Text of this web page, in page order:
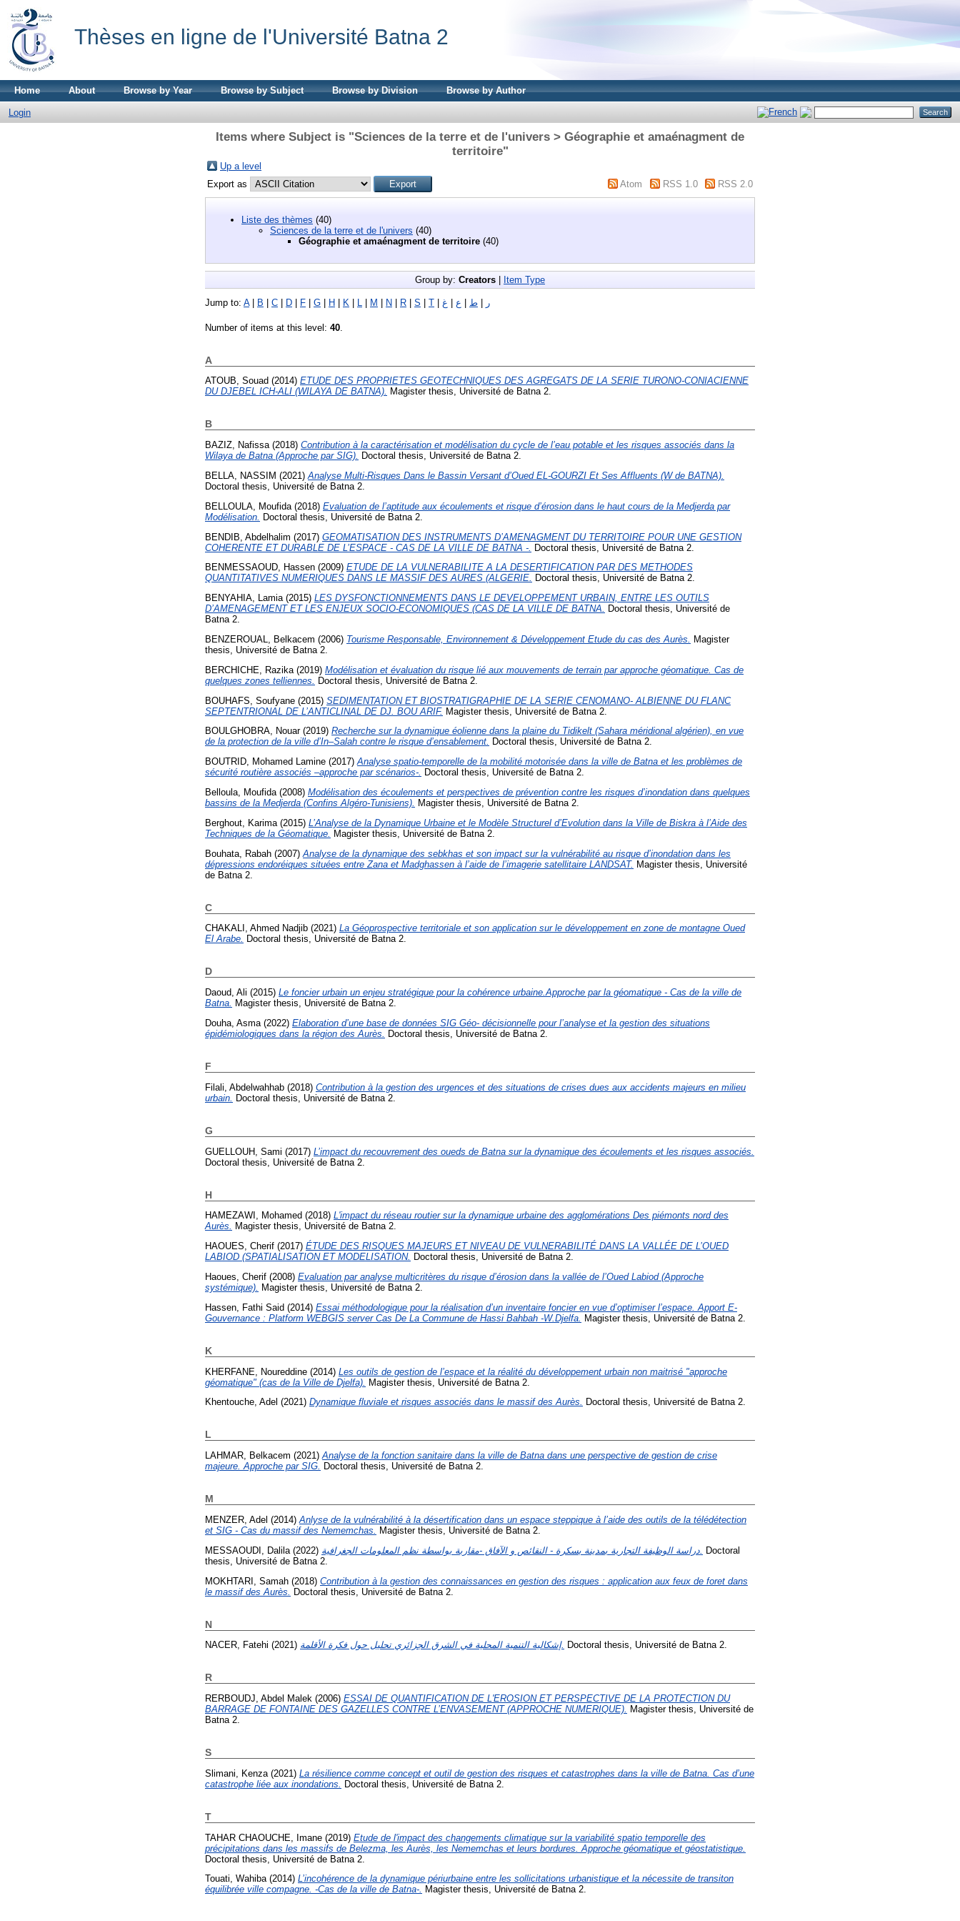
Thèses en ligne de l'Université Batna 2
Home About Browse by Year Browse by Subject Browse by Division Browse by Author
Login
Items where Subject is "Sciences de la terre et de l'univers > Géographie et amaénagment de
territoire"
Up a level
Export as
Atom RSS 1.0 RSS 2.0
Liste des thèmes (40)
Sciences de la terre et de l'univers (40)
Géographie et amaénagment de territoire (40)
Group by: Creators | Item Type
Jump to: A| B | C | D | F | G | H | K | L | M | N | R | S | T | ر | ط | ع | غ
Number of items at this level: 40
A
ATOUB, Souad (2014) ETUDE DES PROPRIETES GEOTECHNIQUES DES AGREGATS DE LA SERIE TURONO-CONIACIENNE
DU DJEBEL ICH-ALI (WILAYA DE BATNA). Magister thesis, Université de Batna 2.
B
BAZIZ, Nafissa(2018) Contribution à la caractérisation et modélisation du cycle de l’eau potable et les risques associés dans la
Wilaya de Batna (Approche par SIG). Doctoral thesis, Université de Batna 2.
BELLA, NASSIM (2021) Analyse Multi-Risques Dans le Bassin Versant d’Oued EL-GOURZI Et Ses Affluents (W de BATNA).
Doctoral thesis, Université de Batna 2.
BELLOULA, Moufida (2018) Evaluation de l’aptitude aux écoulements et risque d’érosion dans le haut cours de la Medjerda par
Modélisation.
Doctoral thesis, Université de Batna 2.
BENDIB, Abdelhalim (2017) GEOMATISATION DES INSTRUMENTS D’AMENAGMENT DU TERRITOIRE POUR UNE GESTION
COHERENTE ET DURABLE DE L’ESPACE - CAS DE LA VILLE DE BATNA -. Doctoral thesis, Université de Batna 2.
BENMESSAOUD, Hassen (2009) ETUDE DE LA VULNERABILITE A LA DESERTIFICATION PAR DES METHODES
QUANTITATIVES NUMERIQUES DANS LE MASSIF DES AURES (ALGERIE. Doctoral thesis, Université de Batna 2.
BENYAHIA, Lamia(2015) LES DYSFONCTIONNEMENTS DANS LE DEVELOPPEMENT URBAIN, ENTRE LES OUTILS
D’AMENAGEMENT ET LES ENJEUX SOCIO-ECONOMIQUES (CAS DE LA VILLE DE BATNA. Doctoral thesis, Université de
Batna 2.
BENZEROUAL, Belkacem (2006) Tourisme Responsable, Environnement & Développement Etude du cas des Aurès.
Magister
thesis, Université de Batna 2.
BERCHICHE, Razika (2019) Modélisation et évaluation du risque lié aux mouvements de terrain par approche géomatique. Cas de
quelques zones telliennes.
Doctoral thesis, Université de Batna 2.
BOUHAFS, Soufyane (2015) SEDIMENTATION ET BIOSTRATIGRAPHIE DE LA SERIE CENOMANO- ALBIENNE DU FLANC
SEPTENTRIONAL DE L’ANTICLINAL DE DJ. BOU ARIF. Magister thesis, Université de Batna 2.
BOULGHOBRA, Nouar(2019) Recherche sur la dynamique éolienne dans la plaine du Tidikelt (Sahara méridional algérien), en vue
de la protection de la ville d’In–Salah contre le risque d’ensablement. Doctoral thesis, Université de Batna 2.
BOUTRID, Mohamed Lamine (2017)Analyse spatio-temporelle de la mobilité motorisée dans la ville de Batna et les problèmes de
sécurité routière associés –approche par scénarios-. Doctoral thesis, Université de Batna 2.
Belloula, Moufida (2008) Modélisation des écoulements et perspectives de prévention contre les risques d’inondation dans quelques
bassins de la Medjerda (Confins Algéro-Tunisiens).
Magister thesis, Université de Batna 2.
Berghout, Karima (2015) L’Analyse de la Dynamique Urbaine et le Modèle Structurel d’Evolution dans la Ville de Biskra à l’Aide des
Techniques de la Géomatique.
Magister thesis, Université de Batna 2.
Bouhata, Rabah (2007) Analyse de la dynamique des sebkhas et son impact sur la vulnérabilité au risque d’inondation dans les
dépressions endoréiques situées entre Zana et Madghassen à l’aide de l’imagerie satellitaire LANDSAT. Magister thesis, Université
de Batna 2.
C
CHAKALI, Ahmed Nadjib (2021) La Géoprospective territoriale et son application sur le développement en zone de montagne Oued
El Arabe. Doctoral thesis, Université de Batna 2.
D
Daoud, Ali (2015) Le foncier urbain un enjeu stratégique pour la cohérence urbaine.Approche par la géomatique - Cas de la ville de
Batna. Magister thesis, Université de Batna 2.
Douha, Asma (2022) Elaboration d’une base de données SIG Géo- décisionnelle pour l’analyse et la gestion des situations
épidémiologiques dans la région des Aurès.
Doctoral thesis, Université de Batna 2.
F
Filali, Abdelwahhab (2018) Contribution à la gestion des urgences et des situations de crises dues aux accidents majeurs en milieu
urbain. Doctoral thesis, Université de Batna 2.
G
GUELLOUH, Sami (2017) L’impact du recouvrement des oueds de Batna sur la dynamique des écoulements et les risques associés.
Doctoral thesis, Université de Batna 2.
H
HAMEZAWI, Mohamed (2018) L'impact du réseau routier sur la dynamique urbaine des agglomérations Des piémonts nord des
Aurès. Magister thesis, Université de Batna 2.
HAOUES, Cherif (2017) ÉTUDE DES RISQUES MAJEURS ET NIVEAU DE VULNERABILITÉ DANS LA VALLÉE DE L’OUED
LABIOD (SPATIALISATION ET MODELISATION. Doctoral thesis, Université de Batna 2.
Haoues, Cherif (2008) Evaluation par analyse multicritères du risque d’érosion dans la vallée de l’Oued Labiod (Approche
systémique).
Magister thesis, Université de Batna 2.
Hassen, Fathi Said (2014) Essai méthodologique pour la réalisation d’un inventaire foncier en vue d’optimiser l’espace. Apport E-
Gouvernance : Platform WEBGIS server Cas De La Commune de Hassi Bahbah -W.Djelfa. Magister thesis, Université de Batna 2.
K
KHERFANE, Noureddine (2014) Les outils de gestion de l’espace et la réalité du développement urbain non maitrisé "approche
géomatique" (cas de la Ville de Djelfa). Magister thesis, Université de Batna 2.
Khentouche, Adel (2021) Dynamique fluviale et risques associés dans le massif des Aurès. Doctoral thesis, Université de Batna 2.
L
LAHMAR, Belkacem (2021)Analyse de la fonction sanitaire dans la ville de Batna dans une perspective de gestion de crise
majeure. Approche par SIG. Doctoral thesis, Université de Batna 2.
M
MENZER, Adel (2014) Anlyse de la vulnérabilité à la désertification dans un espace steppique à l’aide des outils de la télédétection
et SIG - Cas du massif des Nememchas.
Magister thesis, Université de Batna 2.
MESSAOUDI, Dalila (2022)
Doctoral
thesis, Université de Batna 2.
MOKHTARI, Samah (2018) Contribution à la gestion des connaissances en gestion des risques : application aux feux de foret dans
le massif des Aurès.
Doctoral thesis, Université de Batna 2.
N
NACER, Fatehi (2021) إشكالية التنمية المحلية في الشرق الجزائري تحليل حول فكرة الأقلمة. Doctoral thesis, Université de Batna 2.
R
RERBOUDJ, Abdel Malek (2006) ESSAI DE QUANTIFICATION DE L'EROSION ET PERSPECTIVE DE LA PROTECTION DU
BARRAGE DE FONTAINE DES GAZELLES CONTRE L’ENVASEMENT (APPROCHE NUMERIQUE). Magister thesis, Université de
Batna 2.
S
Slimani, Kenza (2021) La résilience comme concept et outil de gestion des risques et catastrophes dans la ville de Batna. Cas d’une
catastrophe liée aux inondations.
Doctoral thesis, Université de Batna 2.
T
TAHAR CHAOUCHE, Imane (2019) Etude de l'impact des changements climatique sur la variabilité spatio temporelle des
précipitations dans les massifs de Belezma, les Aurès, les Nememchas et leurs bordures. Approche géomatique et géostatistique.
Doctoral thesis, Université de Batna 2.
Touati, Wahiba(2014) L’incohérence de la dynamique périurbaine entre les sollicitations urbanistique et la nécessite de transiton
équilibrée ville compagne. -Cas de la ville de Batna-. Magister thesis, Université de Batna 2.